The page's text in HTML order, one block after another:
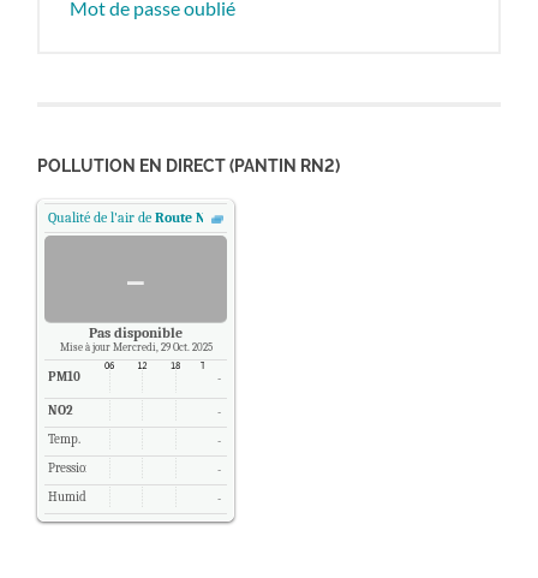
Mot de passe oublié
POLLUTION EN DIRECT (PANTIN RN2)
Qualité de l'air deRoute Nationale 2 - Pantin, Paris
-
Pas disponible
Mise à jour Mercredi, 29 Oct. 2025
PM10 -
NO2 -
Temp. -
Pression -
Humidité -